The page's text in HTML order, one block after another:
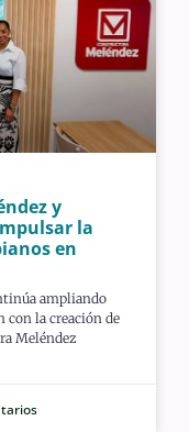
y
la
en
ampliando
con la creación de
Meléndez